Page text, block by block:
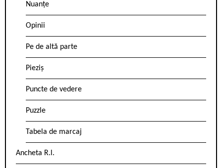
Nuanțe
Opinii
Pe de altă parte
Pieziș
Puncte de vedere
Puzzle
Tabela de marcaj
Ancheta R.l.